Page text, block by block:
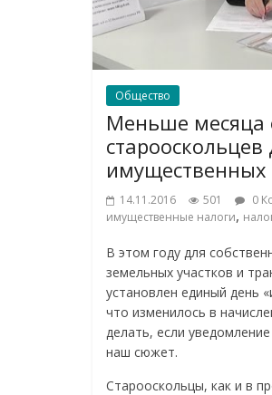
Общество
Меньше месяца
имущественных
14.11.2016 501
0
имущественные налоги,
В этом году для
земельных участков и
установлен единый день
что изменилось в
делать, если
наш сюжет.
Старооскольцы, как и в